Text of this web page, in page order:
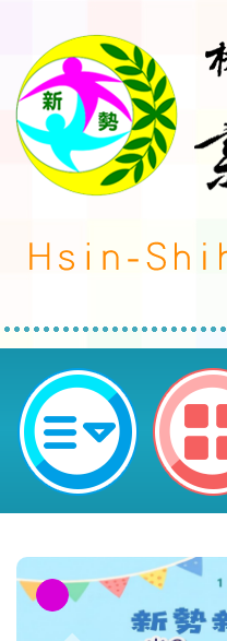
本館115年暑
STEAM素養營
並鼓勵學生踴
新勢國民小學